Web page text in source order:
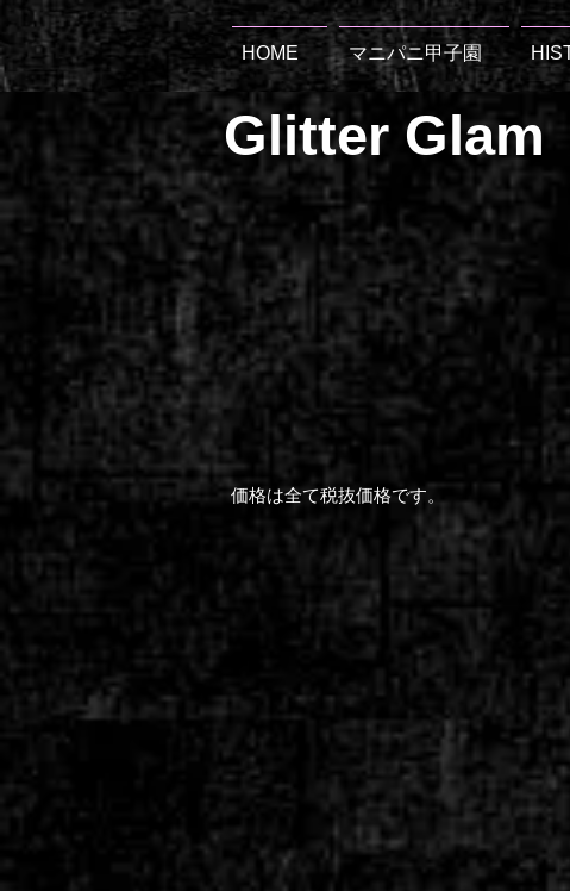
HOME マニパニ甲子園
Glitter Glam
​価格は全て税抜価格です。